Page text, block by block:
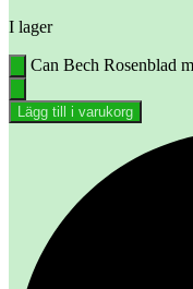
I lager
Can Bech Rosenblad
Lägg till i varukorg